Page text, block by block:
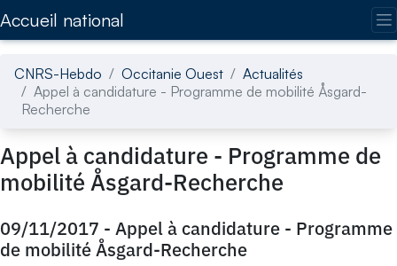
Accueil national
CNRS-Hebdo Occitanie Ouest
Actualités
Appel à candidature - Programme de mobilité Åsgard-
Recherche
Appel à candidature - Programme de
mobilité Åsgard-Recherche
09/11/2017 - Appel à candidature - Programme
de mobilité Åsgard-Recherche